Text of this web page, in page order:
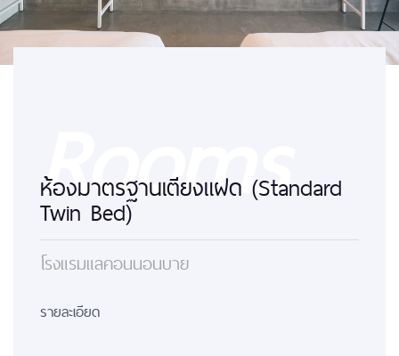
Rooms
ห้องมาตรฐานเตียงแฝด (Standard
Twin Bed)
โรงแรมแลคอนนอนบาย
รายละเอียด